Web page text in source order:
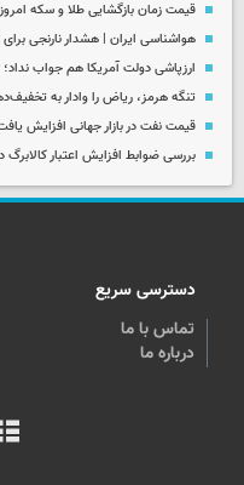
قیمت زمان بازگشایی طلا و سکه امروز ۱۷ مرداد ۱۴۰۵
هواشناسی ایران | هشدار نارنجی برای ۴ استان / رگبار، سیلاب و رعد و برق در شمال
ارزپاشی دولت آمریکا هم جواب نداد؛
تنگه هرمز، ریاض را وادار به
قیمت نفت در بازار جهانی افزایش
بررسی ضوابط افزایش اعتبار
دسترسی سریع
تماس با ما
درباره ما